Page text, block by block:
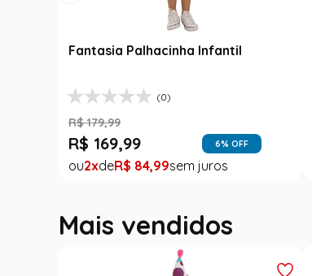
Fantasia Palhacinha Infantil
(0)
R$ 179,99
R$ 169,99 6% OFF
2 R$ 84,99
Mais vendidos